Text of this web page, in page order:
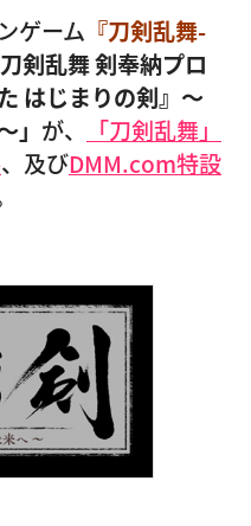
ゲーム 『刀剣乱舞-
刀剣乱舞 剣奉納プロ
はじまりの剣』〜
が、
「刀剣乱舞」
、及びDMM.com特設